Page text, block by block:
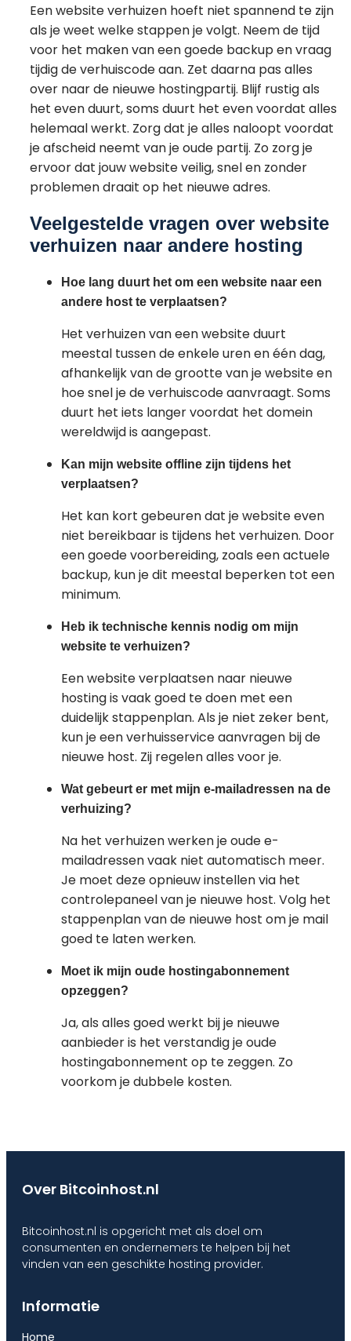
Een website verhuizen hoeft niet spannend te zijn
als je weet welke stappen je volgt. Neem de tijd
voor het maken van een goede backup en vraag
tijdig de verhuiscode aan. Zet daarna pas alles
over naar de nieuwe hostingpartij. Blijf rustig als
het even duurt, soms duurt het even voordat alles
helemaal werkt. Zorg dat je alles naloopt voordat
je afscheid neemt van je oude partij. Zo zorg je
ervoor dat jouw website veilig, snel en zonder
problemen draait op het nieuwe adres.
Veelgestelde vragen over website
verhuizen naar andere hosting
Hoe lang duurt het om een website naar een
andere host te verplaatsen?
Het verhuizen van een website duurt
meestal tussen de enkele uren en één dag,
afhankelijk van de grootte van je website en
hoe snel je de verhuiscode aanvraagt. Soms
duurt het iets langer voordat het domein
wereldwijd is aangepast.
Kan mijn website offline zijn tijdens het
verplaatsen?
Het kan kort gebeuren dat je website even
niet bereikbaar is tijdens het verhuizen. Door
een goede voorbereiding, zoals een actuele
backup, kun je dit meestal beperken tot een
minimum.
Heb ik technische kennis nodig om mijn
website te verhuizen?
Een website verplaatsen naar nieuwe
hosting is vaak goed te doen met een
duidelijk stappenplan. Als je niet zeker bent,
kun je een verhuisservice aanvragen bij de
nieuwe host. Zij regelen alles voor je.
Wat gebeurt er met mijn e-mailadressen na de
verhuizing?
Na het verhuizen werken je oude e-
mailadressen vaak niet automatisch meer.
Je moet deze opnieuw instellen via het
controlepaneel van je nieuwe host. Volg het
stappenplan van de nieuwe host om je mail
goed te laten werken.
Moet ik mijn oude hostingabonnement
opzeggen?
Ja, als alles goed werkt bij je nieuwe
aanbieder is het verstandig je oude
hostingabonnement op te zeggen. Zo
voorkom je dubbele kosten.
Over Bitcoinhost.nl
Bitcoinhost.nl is opgericht met als doel om
consumenten en ondernemers te helpen bij het
vinden van een geschikte hosting provider.
Informatie
Home